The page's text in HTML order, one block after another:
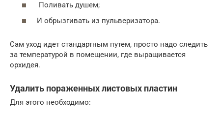
Поливать душем;
И обрызгивать из пульверизатора.
Сам уход идет стандартным путем, просто надо следить
за температурой в помещении, где выращивается
орхидея.
Удалить пораженных листовых пластин
Для этого необходимо: